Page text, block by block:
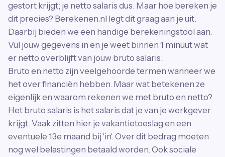
gestort krijgt; je netto salaris dus. Maar hoe bereken je
dit precies? Berekenen.nl legt dit graag aan je uit.
Daarbij bieden we een handige berekeningstool aan.
Vul jouw gegevens in en je weet binnen 1 minuut wat
er netto overblijft van jouw bruto salaris.
Bruto en netto zijn veelgehoorde termen wanneer we
het over financiën hebben. Maar wat betekenen ze
eigenlijk en waarom rekenen we met bruto en netto?
Het bruto salaris is het salaris dat je van je werkgever
krijgt. Vaak zitten hier je vakantietoeslag en een
eventuele 13e maand bij 'in'. Over dit bedrag moeten
nog wel belastingen betaald worden. Ook sociale